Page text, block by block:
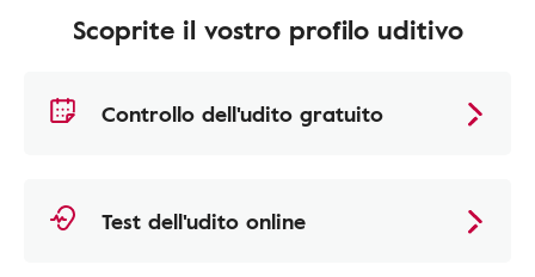
Scoprite il vostro profilo uditivo
Controllo dell'udito gratuito
Test dell'udito online